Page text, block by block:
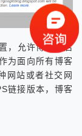
，允许博客主启
为面向所有博客
网站或者社交网
链接版本，博客